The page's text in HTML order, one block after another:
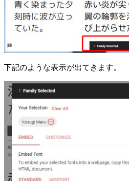
下記のような表示が出てきます。